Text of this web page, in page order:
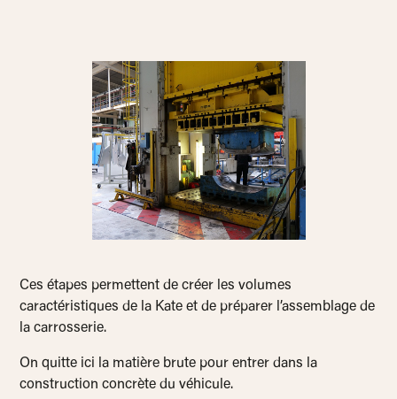
Ces étapes permettent de créer les volumes
caractéristiques de la Kate et de préparer l’assemblage de
la carrosserie.
On quitte ici la matière brute pour entrer dans la
construction concrète du véhicule.